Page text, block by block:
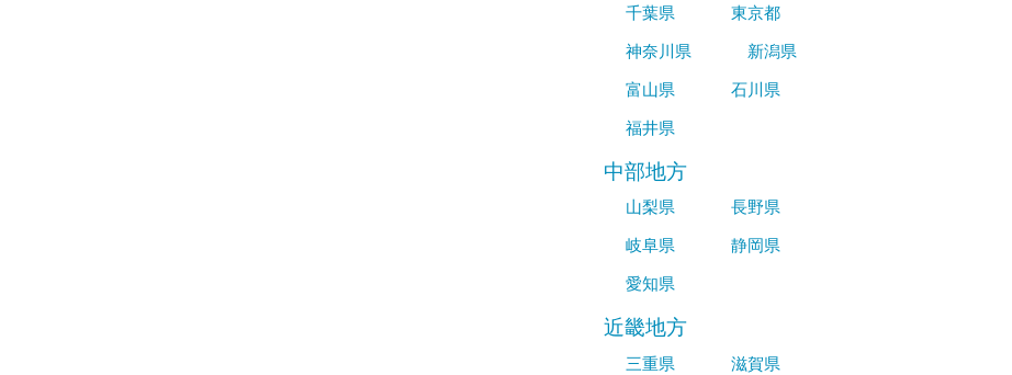
千葉県
東京都
神奈川県
新潟県
富山県
石川県
福井県
中部地方
山梨県
長野県
岐阜県
静岡県
愛知県
近畿地方
三重県
滋賀県